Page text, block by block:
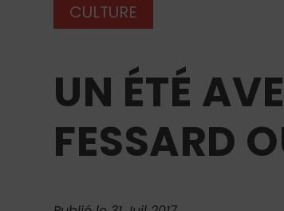
CULTURE
UN ÉTÉ
FESSARD